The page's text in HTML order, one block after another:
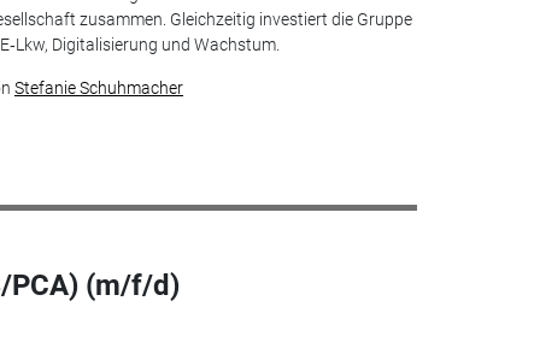
zusammen. Gleichzeitig investiert die Gruppe
Digitalisierung und Wachstum.
Stefanie Schuhmacher
PCA) (m/f/d)